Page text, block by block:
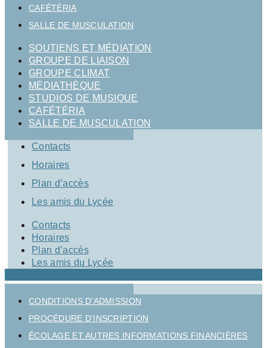
CAFÉTÉRIA
SALLE DE MUSCULATION
SOUTIENS ET MÉDIATION
GROUPE DE LIAISON
GROUPE CLIMAT
MÉDIATHÈQUE
STUDIOS DE MUSIQUE
CAFÉTÉRIA
SALLE DE MUSCULATION
Contacts
Horaires
Plan d’accès
Les amis du Lycée
Contacts
Horaires
Plan d’accès
Les amis du Lycée
CONDITIONS D’ADMISSION
PROCÉDURE D’INSCRIPTION
ÉCOLAGE ET AUTRES INFORMATIONS FINANCIÈRES